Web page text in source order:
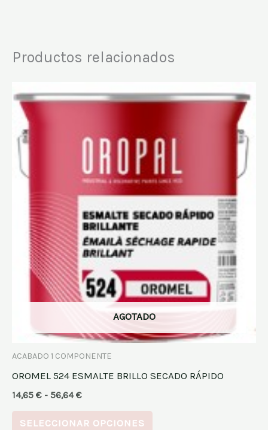
Productos relacionados
AGOTADO
ACABADO 1 COMPONENTE
OROMEL 524 ESMALTE BRILLO SECADO RÁPIDO
14,65 € - 56,64€
de
hasta
56,64 €
SELECCIONAR OPCIONES
Este
múltiples
variantes.
Las
se
pueden
en
la
página
de